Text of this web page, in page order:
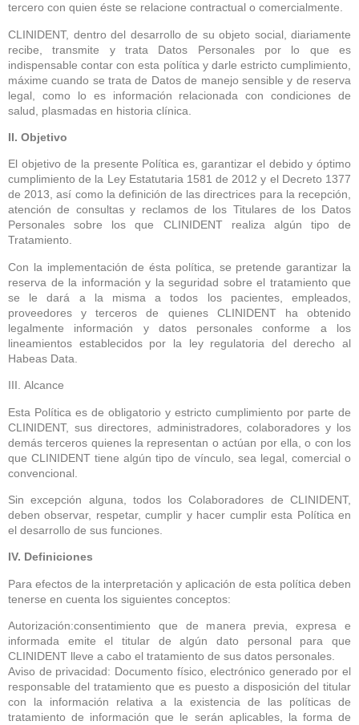
tercero con quien éste se relacione contractual o comercialmente.
CLINIDENT, dentro del desarrollo de su objeto social, diariamente
recibe, transmite y trata Datos Personales por lo que es
indispensable contar con esta política y darle estricto cumplimiento,
máxime cuando se trata de Datos de manejo sensible y de reserva
legal, como lo es información relacionada con condiciones de
salud, plasmadas en historia clínica.
II. Objetivo
El objetivo de la presente Política es, garantizar el debido y óptimo
cumplimiento de la Ley Estatutaria 1581 de 2012 y el Decreto 1377
de 2013, así como la definición de las directrices para la recepción,
atención de consultas y reclamos de los Titulares de los Datos
Personales sobre los que CLINIDENT realiza algún tipo de
Tratamiento.
Con la implementación de ésta política, se pretende garantizar la
reserva de la información y la seguridad sobre el tratamiento que
se le dará a la misma a todos los pacientes, empleados,
proveedores y terceros de quienes CLINIDENT ha obtenido
legalmente información y datos personales conforme a los
lineamientos establecidos por la ley regulatoria del derecho al
Habeas Data.
III. Alcance
Esta Política es de obligatorio y estricto cumplimiento por parte de
CLINIDENT, sus directores, administradores, colaboradores y los
demás terceros quienes la representan o actúan por ella, o con los
que CLINIDENT tiene algún tipo de vínculo, sea legal, comercial o
convencional.
Sin excepción alguna, todos los Colaboradores de CLINIDENT,
deben observar, respetar, cumplir y hacer cumplir esta Política en
el desarrollo de sus funciones.
IV. Definiciones
Para efectos de la interpretación y aplicación de esta política deben
tenerse en cuenta los siguientes conceptos:
Autorización:consentimiento que de manera previa, expresa e
informada emite el titular de algún dato personal para que
CLINIDENT lleve a cabo el tratamiento de sus datos personales.
Aviso de privacidad: Documento físico, electrónico generado por el
responsable del tratamiento que es puesto a disposición del titular
con la información relativa a la existencia de las políticas de
tratamiento de información que le serán aplicables, la forma de